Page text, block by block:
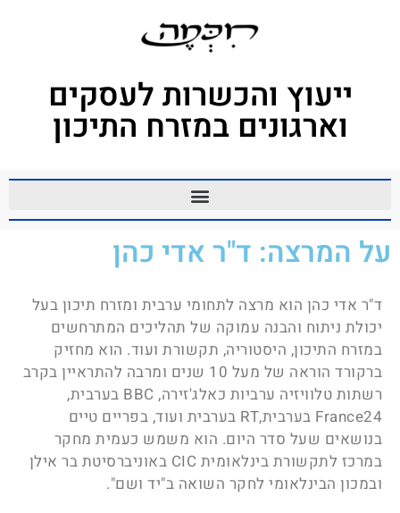
ייעוץ והכשרות לעסקים
וארגונים במזרח התיכון
על המרצה: ד"ר אדי כהן
ד"ר אדי כהן הוא מרצה לתחומי ערבית ומזרח תיכון בעל
יכולת ניתוח והבנה עמוקה של תהליכים המתרחשים
במזרח התיכון, היסטוריה, תקשורת ועוד. הוא מחזיק
ברקורד הוראה של מעל 10 שנים ומרבה להתראיין בקרב
רשתות טלוויזיה ערביות כאלג'זירה, BBC בערבית,
France24 בערבית,RT בערבית ועוד, בפריים טיים
בנושאים שעל סדר היום. הוא משמש כעמית מחקר
במרכז לתקשורת בינלאומית CIC באוניברסיטת בר אילן
ובמכון הבינלאומי לחקר השואה ב"יד ושם".